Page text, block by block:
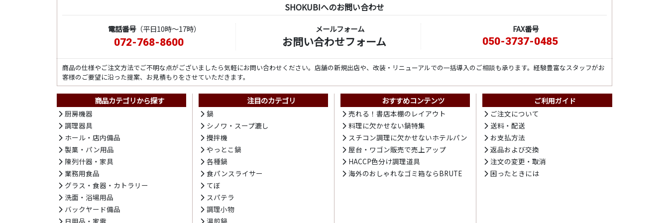
SHOKUBIへのお問い合わせ
電話番号（平日10時～17時）
072-768-8600
メールフォーム
お問い合わせフォーム
FAX番号
050-3737-0485
商品の仕様やご注文方法でご不明な点がございましたら気軽にお問い合わせください。店舗の新規出店や、改装・リニューアルでの一括導入のご相談も承ります。経験豊富なスタッフがお
客様のご要望に沿った提案、お見積もりをさせていただきます。
商品カテゴリから探す
厨房機器
調理器具
ホール・店内備品
製菓・パン用品
陳列什器・家具
業務用食品
グラス・食器・カトラリー
洗面・浴場用品
バックヤード備品
日用品・家電
注目のカテゴリ
鍋
シノワ・スープ漉し
攪拌機
やっとこ鍋
各種鍋
食パンスライサー
てぼ
スパテラ
調理小物
湯煎鍋
おすすめコンテンツ
売れる！書店本棚のレイアウト
料理に欠かせない鍋特集
スチコン調理に欠かせないホテルパン
屋台・ワゴン販売で売上アップ
HACCP色分け調理道具
海外のおしゃれなゴミ箱ならBRUTE
ご利用ガイド
ご注文について
送料・配送
お支払方法
返品および交換
注文の変更・取消
困ったときには